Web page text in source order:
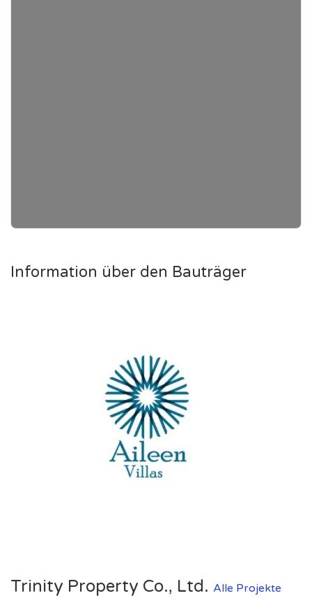
Information über den Bauträger
Trinity Property Co., Ltd. Alle Projekte